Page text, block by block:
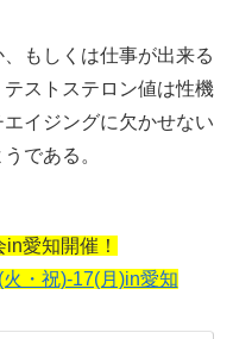
もしくは仕事が出来る
ストステロン値は性機
イジングに欠かせない
である。
愛知開催！
・祝)-17(月)in愛知